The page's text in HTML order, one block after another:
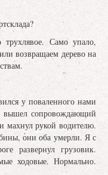
Само упало,
возвращаем дерево на
у поваленного нами
вышел сопровождающий
махнул рукой водителю.
они оба умерли. Я с
развернул грузовик.
ходовые. Нормально.